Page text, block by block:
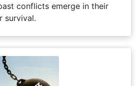
conflicts emerge in their
survival.